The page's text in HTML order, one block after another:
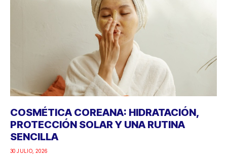
COSMÉTICA COREANA: HIDRATACIÓN,
PROTECCIÓN SOLAR Y UNA RUTINA
SENCILLA
30 JULIO, 2026